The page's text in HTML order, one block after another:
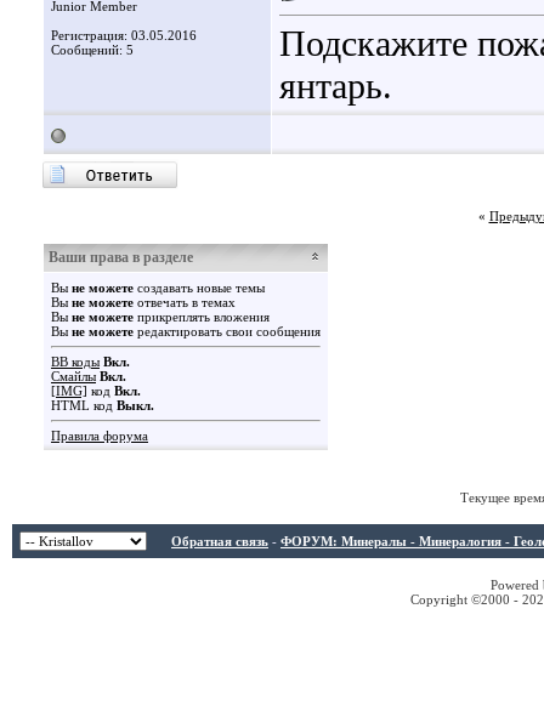
Junior Member
Регистрация: 03.05.2016
Сообщений: 5
Подскажите
янтарь.
«
Ваши права в разделе
Вы не можете создавать новые темы
Вы не можете отвечать в темах
Вы не можете прикреплять вложения
Вы не можете редактировать свои сообщения
BB коды Вкл.
Смайлы Вкл.
[IMG] код Вкл.
HTML код Выкл.
Правила форума
Текущее
Обратная связь - ФОРУМ: Минералы - Минералогия -
Copyright ©2000 -